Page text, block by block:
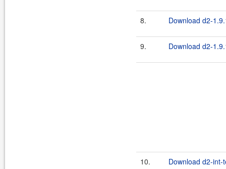
8. Download d2-
9. Download d2-
10. Download d2-